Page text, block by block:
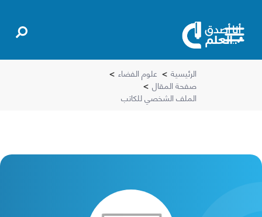
الرئيسية > علوم الفضاء >
صفحة المقال >
الملف الشخصي للكاتب